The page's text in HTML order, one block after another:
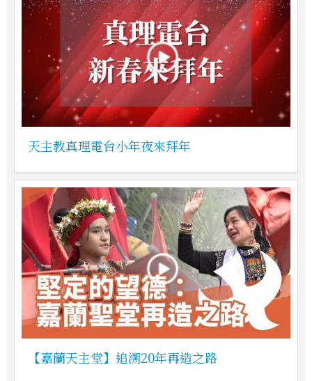
天主教真理電台小年夜來拜年
【嘉蘭天主堂】追溯20年再造之路